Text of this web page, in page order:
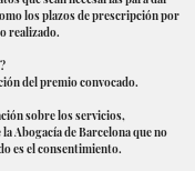
los plazos de prescripción por
realizado.
del premio convocado.
sobre los servicios,
Abogacía de Barcelona que no
es el consentimiento.